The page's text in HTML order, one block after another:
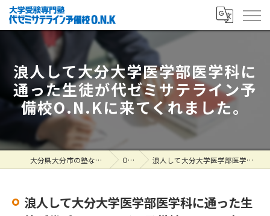
浪人して大分大学医学部医学科に
通った生徒が代ゼミサテライン予
備校O.N.Kに来てくれました。
大分県大分市の塾なら大学受験専門塾 代ゼミサテライン予備校O.N.K ONK掲示板 浪人して大分大学医学部医学科に通った生徒が代ゼミサテライン予備校O.N.Kに来てくれました。
浪人して大分大学医学部医学科に通った生